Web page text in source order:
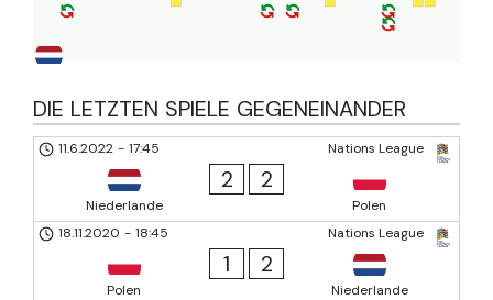
DIE LETZTEN SPIELE GEGENEINANDER
Nations League
11.6.2022 - 17:45
Niederlande
2 2
Polen
Nations League
18.11.2020 - 18:45
Polen
1 2
Niederlande